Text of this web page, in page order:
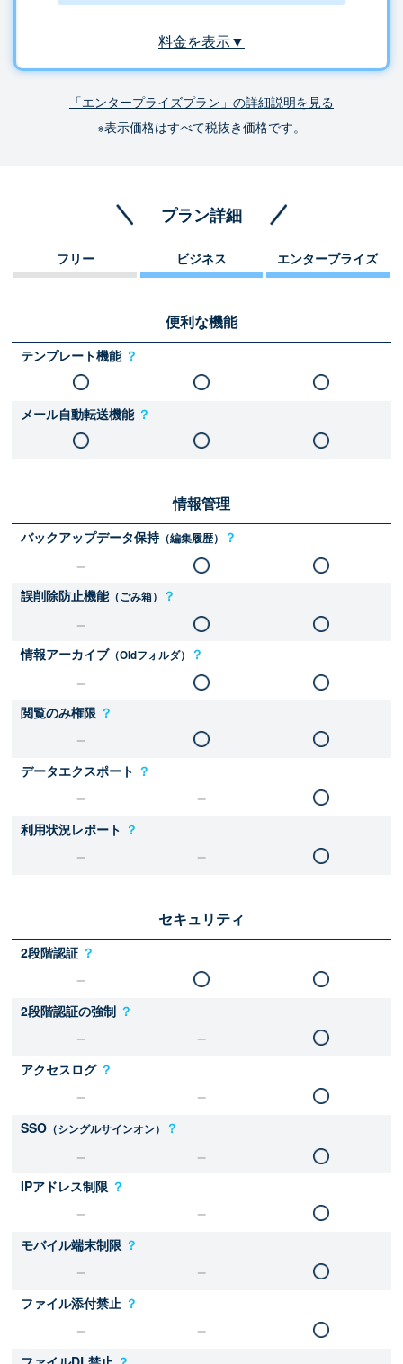
料金を表示▼
「エンタープライズプラン」の詳細説明を見る
※表示価格はすべて税抜き価格です。
プラン詳細
フリー ビジネス エンタープライズ
便利な機能
テンプレート機能 ？
メール自動転送機能 ？
情報管理
バックアップデータ保持（編集履歴） ？
誤削除防止機能（ごみ箱） ？
情報アーカイブ（Oldフォルダ） ？
閲覧のみ権限 ？
データエクスポート ？
利用状況レポート ？
セキュリティ
2段階認証 ？
2段階認証の強制 ？
アクセスログ ？
SSO （シングルサインオン） ？
IPアドレス制限 ？
モバイル端末制限 ？
ファイル添付禁止 ？